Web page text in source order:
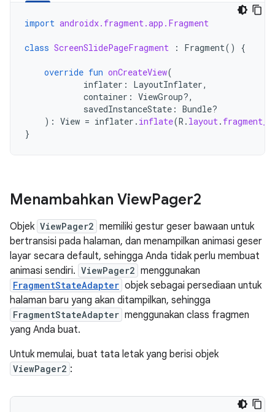
import androidx.fragment.app.Fragment
class ScreenSlidePageFragment : Fragment() {
override fun onCreateView(
inflater : LayoutInflater,
container : ViewGroup?,
savedInstanceState : Bundle?
): View = inflater . inflate(R . layout.
}
Menambahkan ViewPager2
Objek ViewPager2 memiliki gestur geser bawaan untuk
bertransisi pada halaman, dan menampilkan animasi geser
layar secara default, sehingga Anda tidak perlu membuat
animasi sendiri. ViewPager2 menggunakan
FragmentStateAdapter objek sebagai persediaan untuk
halaman baru yang akan ditampilkan, sehingga
FragmentStateAdapter menggunakan class fragmen
yang Anda buat.
Untuk memulai, buat tata letak yang berisi objek
ViewPager2 :